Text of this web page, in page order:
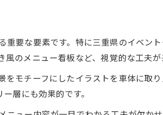
要な要素です。特に三重県のイベン
のメニュー看板など、視覚的な工夫が
モチーフにしたイラストを車体に取
層にも効果的です。